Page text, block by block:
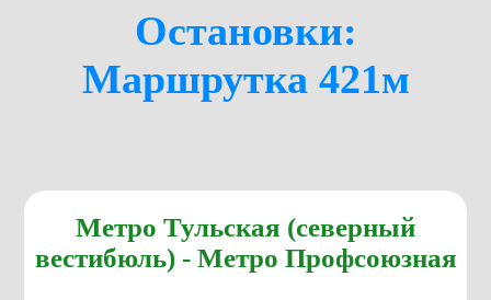
Остановки:
Маршрутка 421м
Метро Тульская (северный
вестибюль) - Метро Профсоюзная